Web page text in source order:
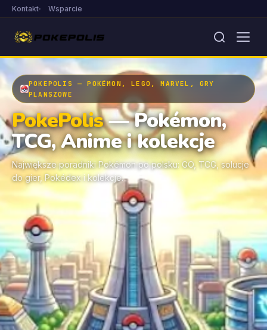
Kontakt Wsparcie
POKEPOLIS — POKÉMON, LEGO, MARVEL, GRY
PLANSZOWE
PokePolis— Pokémon,
TCG, Anime i kolekcje
Największe poradniki Pokémon po polsku: GO, TCG, solucje
do gier, Pokédex i kolekcje.